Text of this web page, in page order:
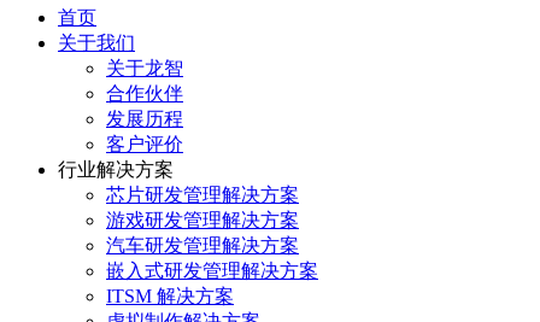
首页
关于我们
关于龙智
合作伙伴
发展历程
客户评价
行业解决方案
芯片研发管理解决方案
游戏研发管理解决方案
汽车研发管理解决方案
嵌入式研发管理解决方案
ITSM 解决方案